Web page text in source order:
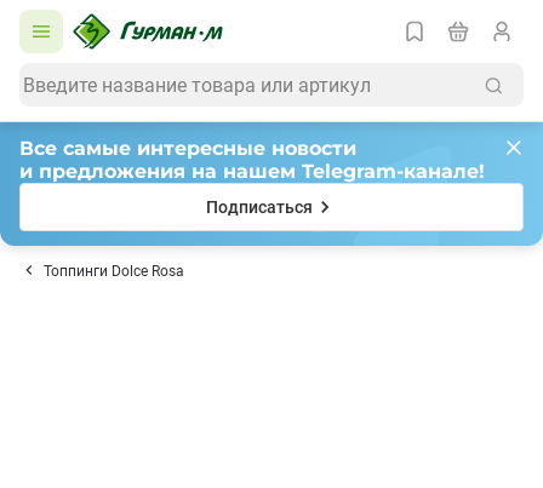
Все самые интересные новости
и предложения на нашем Telegram-канале!
Подписаться
Топпинги Dolce Rosa